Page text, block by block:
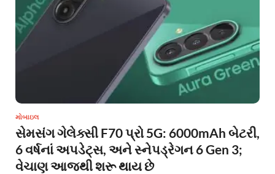
મોબાઇલ
સેમસંગ ગેલેક્સી F70 પ્રો 5G: 6000mAh બેટરી,
6 વર્ષનાં અપડેટ્સ, અને સ્નેપડ્રેગન 6 Gen 3;
વેચાણ આજથી શરૂ થાય છે